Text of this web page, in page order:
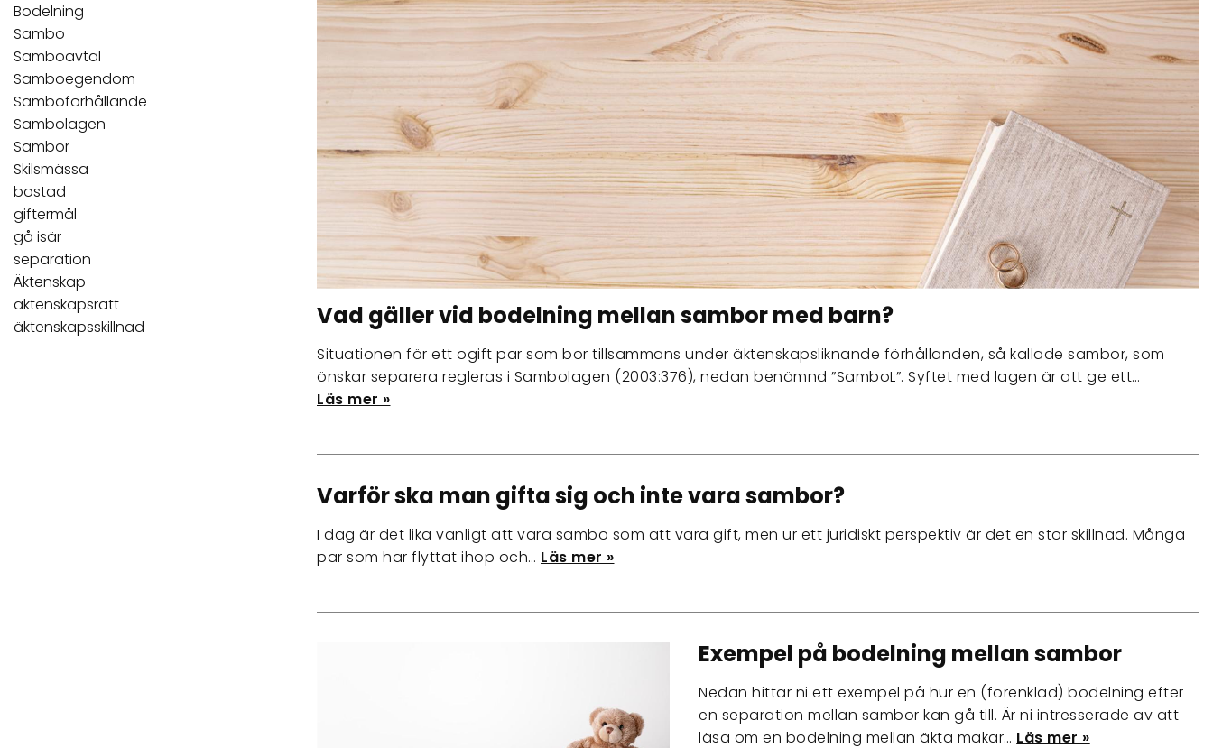
Bodelning
Sambo
Samboavtal
Samboegendom
Samboförhållande
Sambolagen
Sambor
Skilsmässa
bostad
giftermål
gå isär
separation
Äktenskap
äktenskapsrätt
äktenskapsskillnad
Vad gäller vid bodelning mellan sambor med barn?
Situationen för ett ogift par som bor tillsammans under äktenskapsliknande förhållanden, så kallade sambor, som
önskar separera regleras i Sambolagen (2003:376), nedan benämnd ”SamboL”. Syftet med lagen är att ge ett…
Läs mer »
Varför ska man gifta sig och inte vara sambor?
I dag är det lika vanligt att vara sambo som att vara gift, men ur ett juridiskt perspektiv är det en stor skillnad. Många
par som har flyttat ihop och… Läs mer »
Exempel på bodelning mellan sambor
Nedan hittar ni ett exempel på hur en (förenklad) bodelning efter
en separation mellan sambor kan gå till. Är ni intresserade av att
läsa om en bodelning mellan äkta makar… Läs mer »